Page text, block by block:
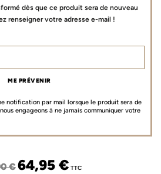
dès que ce produit sera de nouveau
renseigner votre adresse e-mail !
ME PRÉVENIR
notification par mail lorsque le produit sera de
engageons à ne jamais communiquer votre
€Le
64,95 €Le
TTC